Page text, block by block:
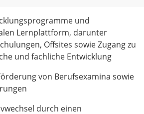
und
Lernplattform, darunter
Offsites sowie Zugang zu
und fachliche Entwicklung
von Berufsexamina sowie
durch einen